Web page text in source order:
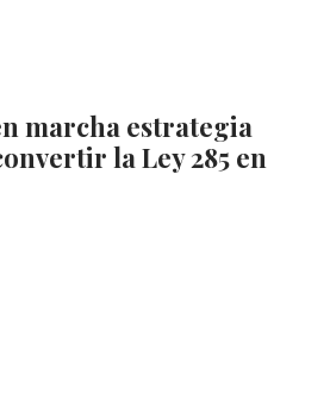
marcha estrategia
la Ley 285 en